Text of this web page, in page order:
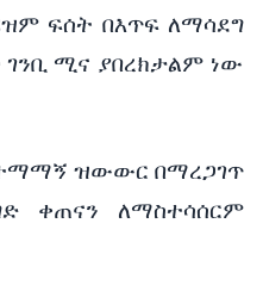
ፍሰት በእጥፍ ለማሳደግ
ገንቢ ሚና ያበረክታልም ነው
ዝውውር በማረጋገጥ
ቀጠናን
ለማስተሳሰርም